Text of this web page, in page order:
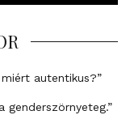
autentikus?”
genderszörnyeteg.”